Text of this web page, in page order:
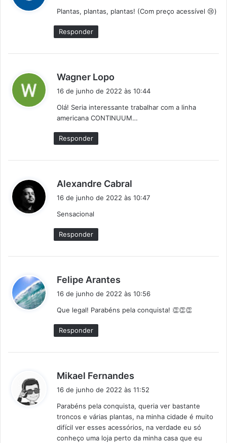
s
Plantas, plantas, plantas! (Com preço acessível 😢)
Responder
Wagner Lopo
i
s
e
16 de junho de 2022 às 10:44
Olá! Seria interessante trabalhar com a linha
americana CONTINUUM…
Responder
Alexandre Cabral
16 de junho de 2022 às 10:47
Sensacional
Responder
Felipe Arantes
i
s
16 de junho de 2022 às 10:56
Que legal! Parabéns pela conquista! 👏👏👏
Responder
Mikael Fernandes
i
s
e
:
16 de junho de 2022 às 11:52
Parabéns pela conquista, queria ver bastante
troncos e várias plantas, na minha cidade é muito
difícil ver esses acessórios, na verdade eu só
conheço uma loja perto da minha casa que eu